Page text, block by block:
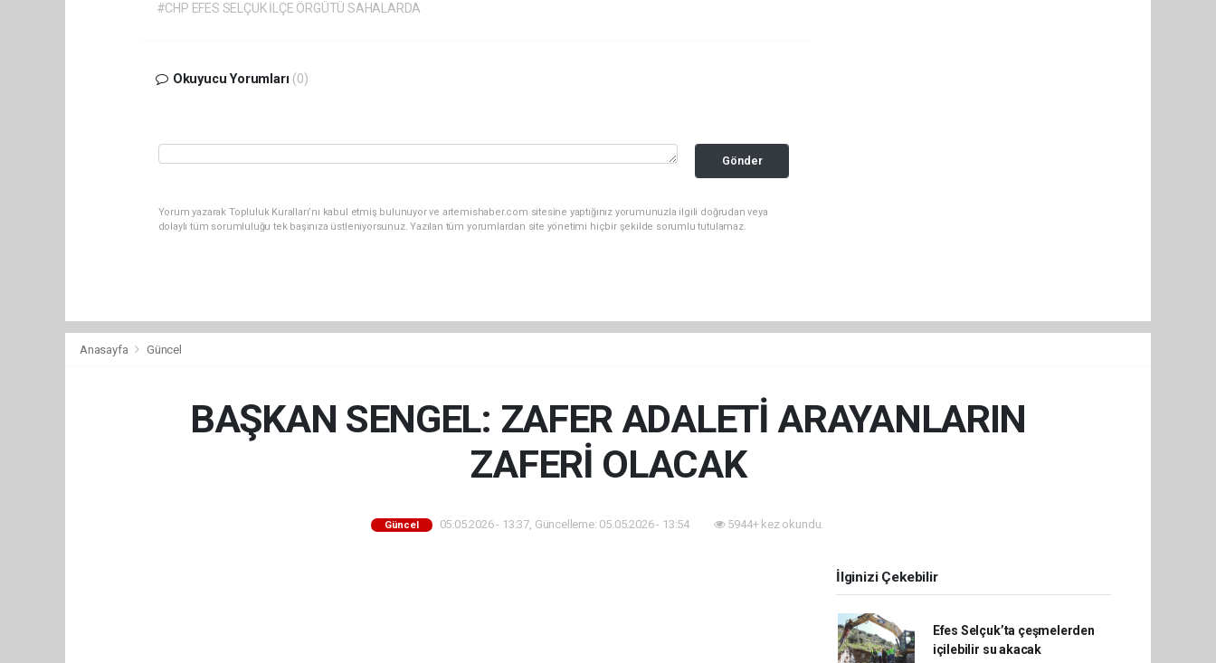
#CHP EFES SELÇUK İLÇE ÖRGÜTÜ SAHALARDA
Okuyucu Yorumları (0)
Gönder
Yorum yazarak Topluluk Kuralları’nı kabul etmiş bulunuyor ve artemishaber.com sitesine yaptığınız yorumunuzla ilgili doğrudan veya
dolaylı tüm sorumluluğu tek başınıza üstleniyorsunuz. Yazılan tüm yorumlardan site yönetimi hiçbir şekilde sorumlu tutulamaz.
Anasayfa Güncel
BAŞKAN SENGEL: ZAFER ADALETİ ARAYANLARIN
ZAFERİ OLACAK
Güncel 05.05.2026 - 13:37, Güncelleme: 05.05.2026 - 13:54 5944+ kez okundu.
İlginizi Çekebilir
Efes Selçuk’ta çeşmelerden
içilebilir su akacak